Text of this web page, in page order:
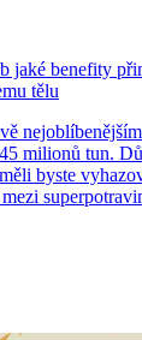
jaké benefity
tělu
milionů tun.
byste